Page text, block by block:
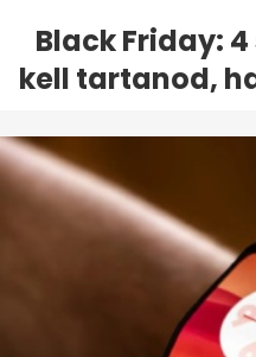
Black Friday:
kell tartanod,